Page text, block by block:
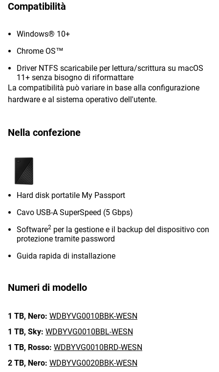
Compatibilità
Windows® 10+
Chrome OS™
Driver NTFS scaricabile per lettura/scrittura su macOS
11+ senza bisogno di riformattare
La compatibilità può variare in base alla configurazione
hardware e al sistema operativo dell'utente.
Nella confezione
Hard disk portatile My Passport
Cavo USB-A SuperSpeed (5 Gbps)
Software2 per la gestione e il backup del dispositivo con
protezione tramite password
Guida rapida di installazione
Numeri di modello
1 TB, Nero: WDBYVG0010BBK-WESN
1 TB, Sky: WDBYVG0010BBL-WESN
1 TB, Rosso: WDBYVG0010BRD-WESN
2 TB, Nero: WDBYVG0020BBK-WESN